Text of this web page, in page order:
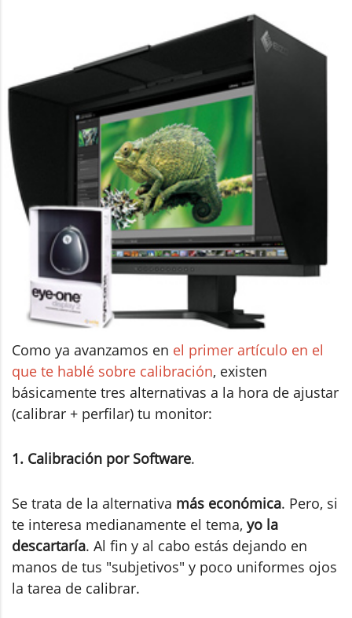
Como ya avanzamos en el primer artículo en el
que te hablé sobre calibración, existen
básicamente tres alternativas a la hora de ajustar
(calibrar + perfilar) tu monitor:
1. Calibración por Software.
Se trata de la alternativa más económica. Pero, si
te interesa medianamente el tema, yo la
descartaría. Al fin y al cabo estás dejando en
manos de tus "subjetivos" y poco uniformes ojos
la tarea de calibrar.